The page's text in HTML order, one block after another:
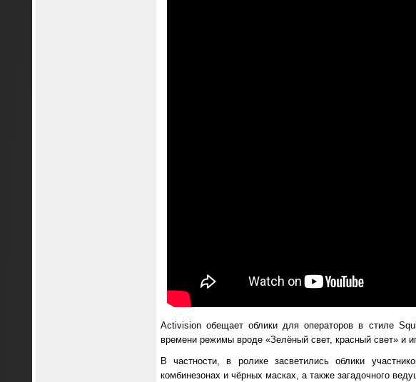
Activision обещает облики для операторов в стиле
времени режимы вроде «Зелёный свет, красный свет» и
В частности, в ролике засветились облики
комбинезонах и чёрных масках, а также загадочного